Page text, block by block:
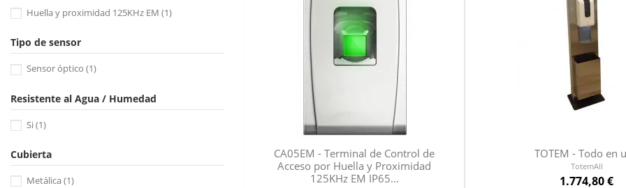
CA05EM - Terminal de Control de
Acceso por Huella y Proximidad
125KHz EM IP65...
TOTEM - Todo en
TotemAll
1.774,80 €
Huella y proximidad 125KHz EM (1)
Tipo de sensor
Sensor óptico (1)
Resistente al Agua / Humedad
Si(1)
Cubierta
Metálica(1)